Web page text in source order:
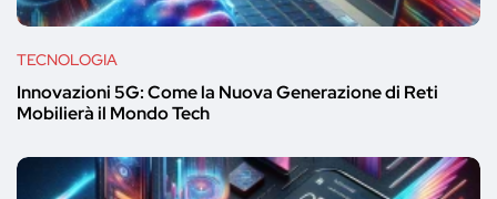
TECNOLOGIA
Innovazioni 5G: Come la Nuova Generazione di Reti
Mobilierà il Mondo Tech